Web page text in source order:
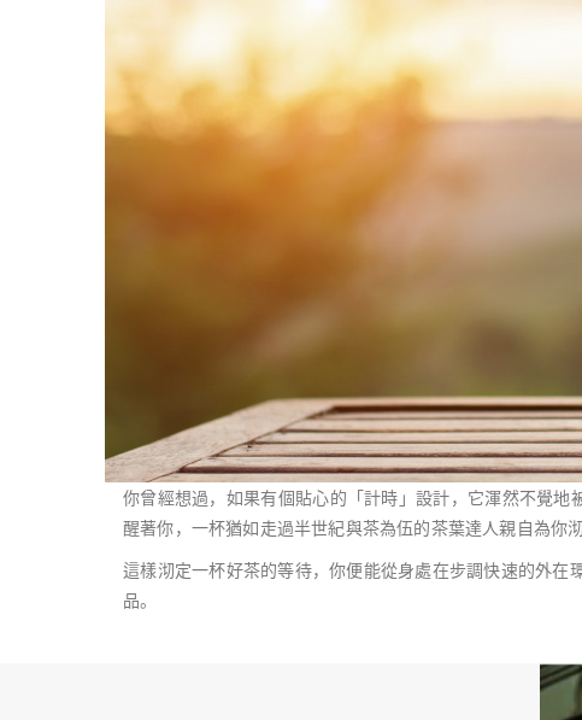
你曾經想過，如果有個貼心的「計時」設計，它渾然不覺地
醒著你，一杯猶如走過半世紀與茶為伍的茶葉達人親自為你
這樣沏定一杯好茶的等待，你便能從身處在步調快速的外
品。